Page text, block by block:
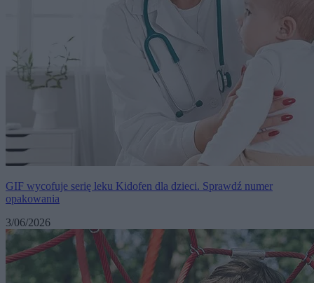
GIF wycofuje serię leku Kidofen dla dzieci. Sprawdź numer
opakowania
3/06/2026